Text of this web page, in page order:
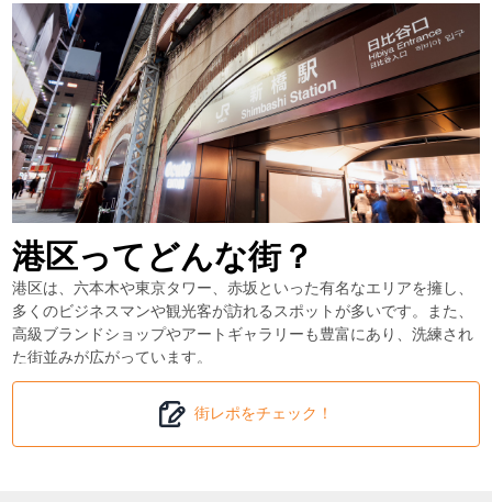
港区ってどんな街？
港区は、六本木や東京タワー、赤坂といった有名なエリアを擁し、
多くのビジネスマンや観光客が訪れるスポットが多いです。また、
高級ブランドショップやアートギャラリーも豊富にあり、洗練され
た街並みが広がっています。
このような背景から、港区では高級レストランや個性的なカフェが
人気を集めています。また、オフィスワーカー向けのヘルシーなラ
ンチメニューや、観光客向けのお土産ができるスイーツショップな
ども求められています。
街レポをチェック！